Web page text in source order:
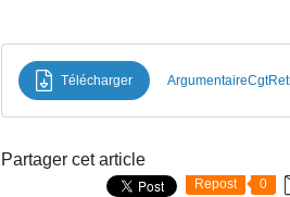
Télécharger
Partager cet article
Repost 0